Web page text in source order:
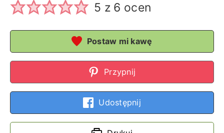
5 z 6 ocen
Postaw mi kawę
Przypnij
Udostępnij